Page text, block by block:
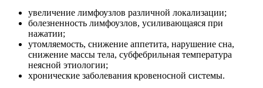
увеличение лимфоузлов различной локализации;
болезненность лимфоузлов, усиливающаяся при
нажатии;
утомляемость, снижение аппетита, нарушение сна,
снижение массы тела, субфебрильная температура
неясной этиологии;
хронические заболевания кровеносной системы.